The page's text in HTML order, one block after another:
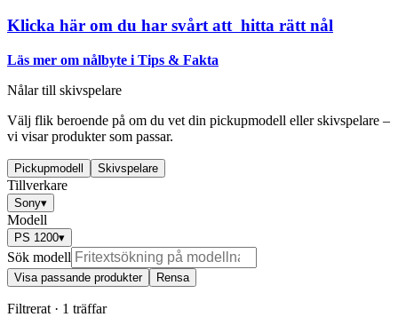
Klicka här om du har svårt att hitta rätt nål
Läs mer om nålbyte i Tips & Fakta
Nålar till skivspelare
Välj flik beroende på om du vet din pickupmodell eller skivspelare –
vi visar produkter som passar.
Pickupmodell Skivspelare
Tillverkare
Sony▾
Modell
PS 1200▾
Sök modell
Visa passande produkter Rensa
Filtrerat · 1 träffar